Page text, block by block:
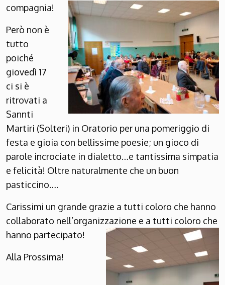
compagnia!
Però non è
tutto
poiché
giovedì 17
ci si è
ritrovati a
Sannti
Martiri (Solteri) in Oratorio per una pomeriggio di
festa e gioia con bellissime poesie; un gioco di
parole incrociate in dialetto…e tantissima simpatia
e felicità! Oltre naturalmente che un buon
pasticcino….
Carissimi un grande grazie a tutti coloro che hanno
collaborato nell’organizzazione e a tutti coloro che
hanno partecipato!
Alla Prossima!